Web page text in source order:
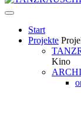
Start
Projekte
Kino